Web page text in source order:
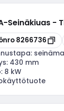
-Seinäkiuas -
8266736
430 mm
8 kW